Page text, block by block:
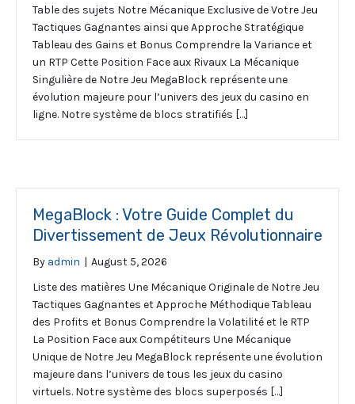
Table des sujets Notre Mécanique Exclusive de Votre Jeu
Tactiques Gagnantes ainsi que Approche Stratégique
Tableau des Gains et Bonus Comprendre la Variance et
un RTP Cette Position Face aux Rivaux La Mécanique
Singulière de Notre Jeu MegaBlock représente une
évolution majeure pour l’univers des jeux du casino en
ligne. Notre système de blocs stratifiés […]
MegaBlock : Votre Guide Complet du
Divertissement de Jeux Révolutionnaire
By admin | August 5, 2026
Liste des matières Une Mécanique Originale de Notre Jeu
Tactiques Gagnantes et Approche Méthodique Tableau
des Profits et Bonus Comprendre la Volatilité et le RTP
La Position Face aux Compétiteurs Une Mécanique
Unique de Notre Jeu MegaBlock représente une évolution
majeure dans l’univers de tous les jeux du casino
virtuels. Notre système des blocs superposés […]